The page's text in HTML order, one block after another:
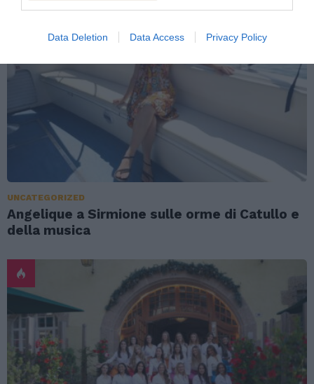
Data Deletion Data Access Privacy Policy
UNCATEGORIZED
Angelique a Sirmione sulle orme di Catullo e
della musica